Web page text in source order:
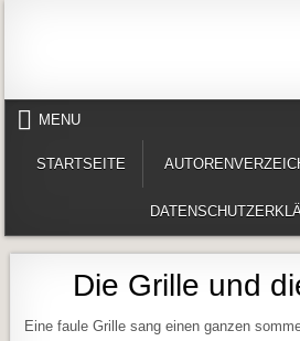
MENU
STARTSEITE
Die Grille und
Eine faule Grille sang einen ganzen